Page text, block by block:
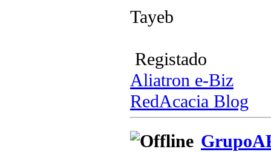
Tayeb
Registado
Aliatron e-Biz
RedAcacia Blog